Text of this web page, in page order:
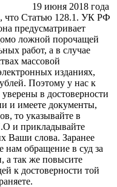
19 июня 2018 года
что Статью 128.1. УК РФ
предусматривает
ложной порочащей
работ, а в случае
массовой
изданиях,
Поэтому у нас к
в достоверности
и имеете документы,
то указывайте в
и прикладывайте
Ваши слова. Заранее
нам обращение в суд за
а так же повысите
к достоверности той